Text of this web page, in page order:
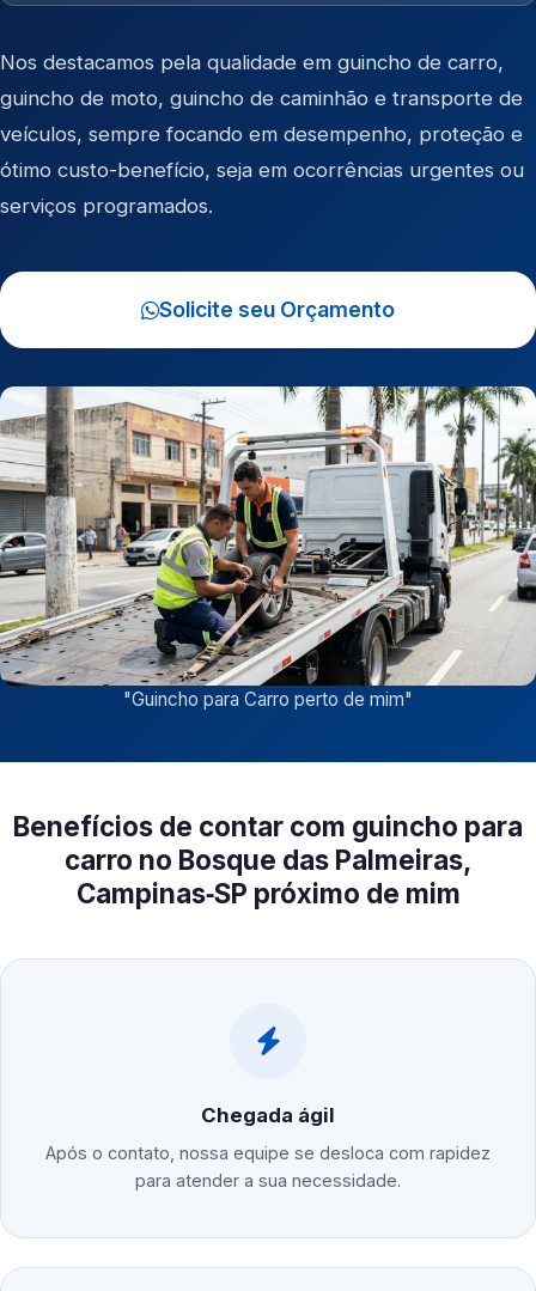
Nos destacamos pela qualidade em guincho de carro,
guincho de moto, guincho de caminhão e transporte de
veículos, sempre focando em desempenho, proteção e
ótimo custo-benefício, seja em ocorrências urgentes ou
serviços programados.
Solicite seu Orçamento
"Guincho para Carro perto de mim"
Benefícios de contar com guincho para
carro no Bosque das Palmeiras,
Campinas‑SP próximo de mim
Chegada ágil
Após o contato, nossa equipe se desloca com rapidez
para atender a sua necessidade.